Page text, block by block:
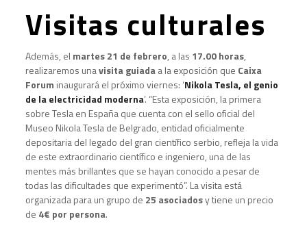
Visitas culturales
Además, el martes 21 de febrero, a las 17.00 horas,
realizaremos unavisita guiadaa la exposición que Caixa
Forum inaugurará el próximo viernes: ‘Nikola Tesla, el genio
de la electricidad moderna’. “Esta exposición, la primera
sobre Tesla en España que cuenta con el sello oficial del
Museo Nikola Tesla de Belgrado, entidad oficialmente
depositaria del legado del gran científico serbio, refleja la vida
de este extraordinario científico e ingeniero, una de las
mentes más brillantes que se hayan conocido a pesar de
todas las dificultades que experimentó”. La visita está
organizada para un grupo de 25 asociadosy tiene un precio
de 4€ por persona.